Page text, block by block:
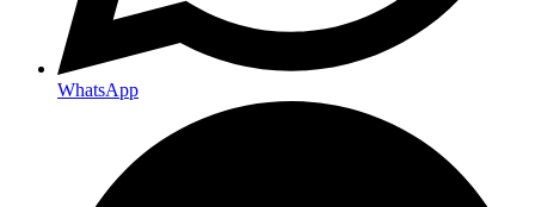
WhatsApp